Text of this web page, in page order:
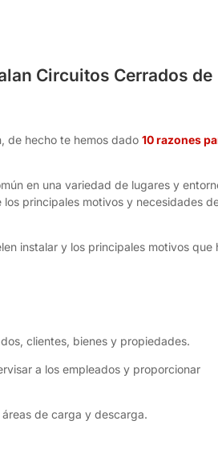
Circuitos Cerrados de
de hecho te hemos dado10 razones
en una variedad de lugares y
principales motivos y necesidades
instalar y los principales motivos que
clientes, bienes y propiedades.
a los empleados y proporcionar
de carga y descarga.